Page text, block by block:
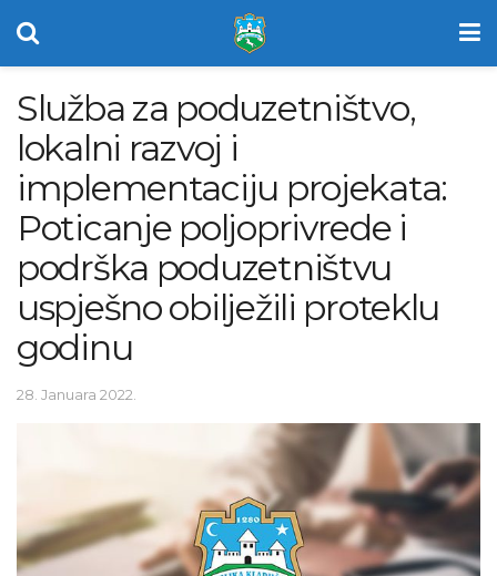
Služba za poduzetništvo,
lokalni razvoj i
implementaciju projekata:
Poticanje poljoprivrede i
podrška poduzetništvu
uspješno obilježili proteklu
godinu
28. Januara 2022.